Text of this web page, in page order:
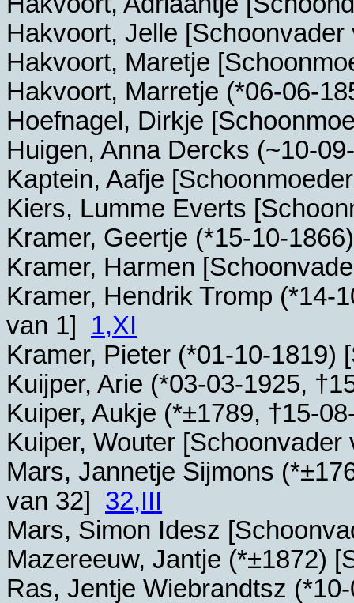
Hakvoort, Jelle
Hakvoort, Maretje
Hakvoort, Marretje (*06-06-
Hoefnagel, Dirkje
Huigen, Anna Dercks (~10-
Kaptein, Aafje
Kiers, Lumme Everts
Kramer, Geertje (*15-10-1866
Kramer, Harmen
Kramer, Hendrik Tromp (*14-
van 1] 1,XI
Kramer, Pieter (*01-10-1819)
Kuijper, Arie (*03-03-1925, †
Kuiper, Aukje (*±1789, †15-
Kuiper, Wouter
Mars, Jannetje Sijmons (*
van 32] 32,III
Mars, Simon Idesz
Mazereeuw, Jantje (*±1872)
Ras, Jentje Wiebrandtsz (*